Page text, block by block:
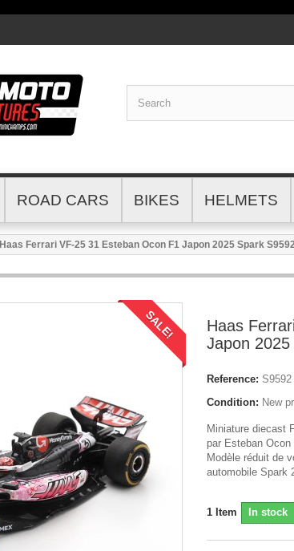
ROAD CARS BIKES HELMETS
Haas Ferrari VF-25 31 Esteban Ocon F1 Japon 2025 Spark
SALE!
Haas
Japon
Reference: S9592
Condition: New
Miniature diecast
par Esteban
Modèle réduit de
automobile Spark
1 Item In stock